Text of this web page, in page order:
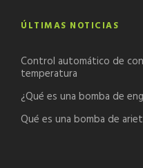
ÚLTIMAS NOTICIAS
Control automático de
temperatura
¿Qué es una bomba de
Qué es una bomba de